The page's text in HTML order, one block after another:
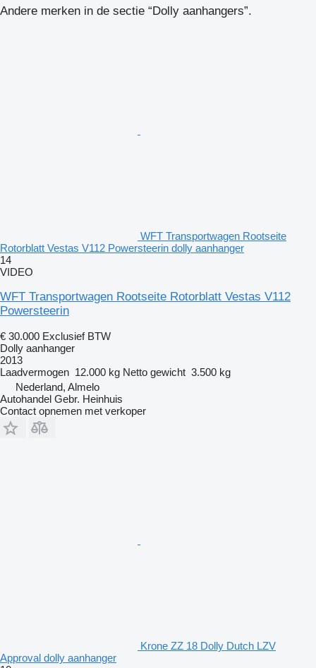
Andere merken in de sectie “Dolly aanhangers”.
WFT Transportwagen Rootseite
Rotorblatt Vestas V112 Powersteerin dolly aanhanger
14
VIDEO
WFT Transportwagen Rootseite Rotorblatt Vestas V112
Powersteerin
€ 30.000 Exclusief BTW
Dolly aanhanger
2013
Laadvermogen 12.000 kg Netto gewicht 3.500 kg
Nederland, Almelo
Autohandel Gebr. Heinhuis
Contact opnemen met verkoper
Krone ZZ 18 Dolly Dutch LZV
Approval dolly aanhanger